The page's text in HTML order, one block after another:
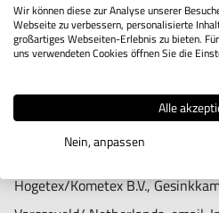
Nur für technisch versierte und
Anwender sowie Handwerker
Unsachgemäße Verwendung
Verletzungen führen.
Importeur/Hersteller:
Hogetex/Kometex B.V.,
Wir können diese zur Analyse unserer
Webseite zu verbessern, personalisierte
großartiges Webseiten-Erlebnis zu bieten.
uns verwendeten Cookies öffnen Sie die
Alle
Nein, anpassen